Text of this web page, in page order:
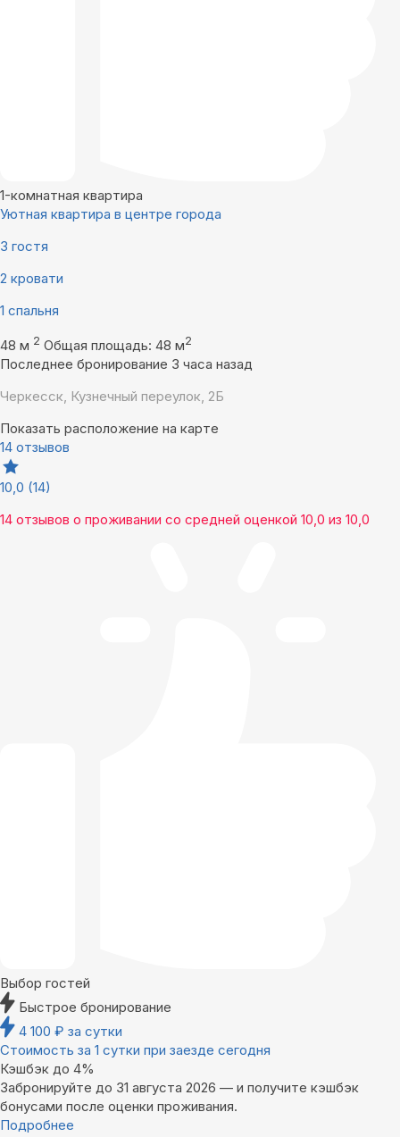
1-комнатная квартира
Уютная квартира в центре города
3 гостя
2 кровати
1 спальня
48 м 2 Общая площадь: 48 м2
Последнее бронирование 3 часа назад
Черкесск, Кузнечный переулок, 2Б
Показать расположение на карте
14 отзывов
10,0 (14)
14 отзывов о проживании со средней оценкой 10,0 из 10,0
Выбор гостей
Быстрое бронирование
4 100 ₽ за сутки
Стоимость за 1 сутки при заезде сегодня
Кэшбэк до 4%
Забронируйте до 31 августа 2026 — и получите кэшбэк
бонусами после оценки проживания.
Подробнее